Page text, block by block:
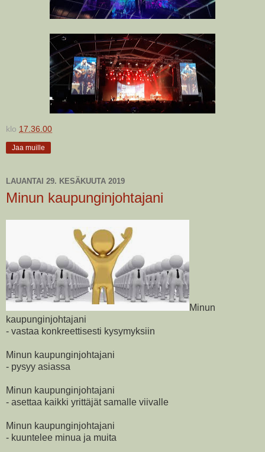
klo 17.36.00
Jaa muille
LAUANTAI 29. KESÄKUUTA 2019
Minun kaupunginjohtajani
Minun
kaupunginjohtajani
- vastaa konkreettisesti kysymyksiin
Minun kaupunginjohtajani
- pysyy asiassa
Minun kaupunginjohtajani
- asettaa kaikki yrittäjät samalle viivalle
Minun kaupunginjohtajani
- kuuntelee minua ja muita